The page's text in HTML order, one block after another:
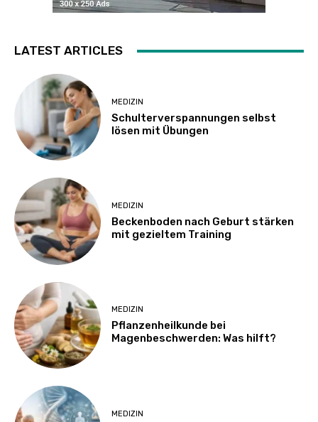
LATEST ARTICLES
MEDIZIN
Schulterverspannungen selbst
lösen mit Übungen
MEDIZIN
Beckenboden nach Geburt stärken
mit gezieltem Training
MEDIZIN
Pflanzenheilkunde bei
Magenbeschwerden: Was hilft?
MEDIZIN